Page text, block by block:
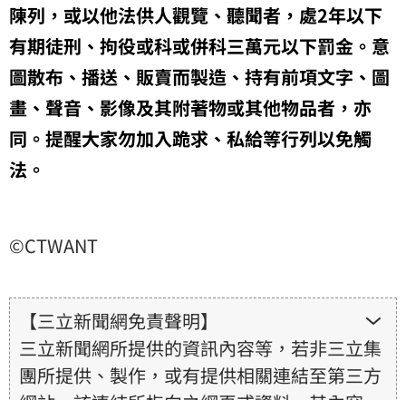
陳列，或以他法供人觀覽、聽聞者，處2年以下
有期徒刑、拘役或科或併科三萬元以下罰金。意
圖散布、播送、販賣而製造、持有前項文字、圖
畫、聲音、影像及其附著物或其他物品者，亦
同。提醒大家勿加入跪求、私給等行列以免觸
法。
©CTWANT
【三立新聞網免責聲明】
三立新聞網所提供的資訊內容等，若非三立集
團所提供、製作，或有提供相關連結至第三方